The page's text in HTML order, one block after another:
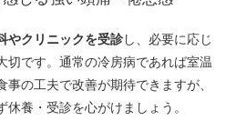
やクリニックを受診し、必要に応じ
切です。通常の冷房病であれば室温
の工夫で改善が期待できますが、
養・受診を心がけましょう。